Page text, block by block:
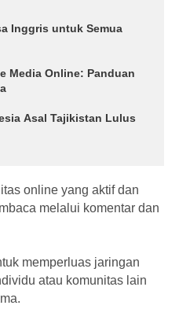
Inggris untuk Semua
Media Online: Panduan
Asal Tajikistan Lulus
online yang aktif dan
melalui komentar dan
memperluas jaringan
atau komunitas lain